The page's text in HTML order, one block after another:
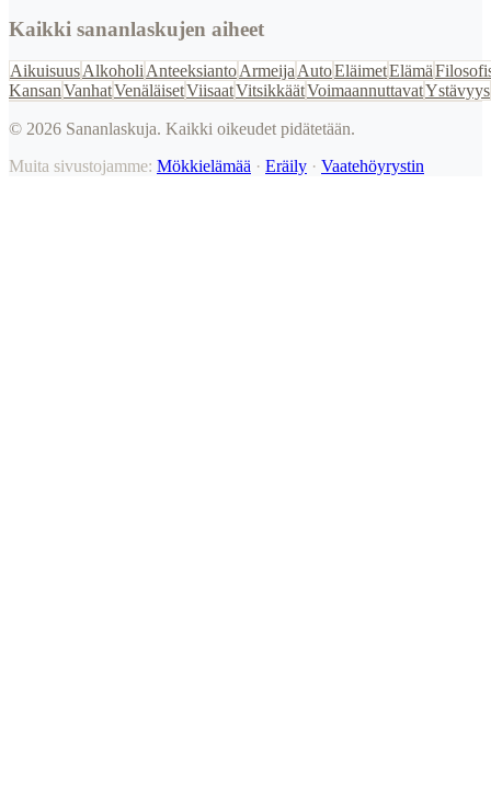
Kaikki sananlaskujen aiheet
AikuisuusAlkoholi AnteeksiantoArmeija AutoEläimetElämä
KansanVanhatVenäläisetViisaatVitsikkäätVoimaannuttavatYstävyys
© 2026 Sananlaskuja. Kaikki oikeudet pidätetään.
Muita sivustojamme: Mökkielämää · Eräily · Vaatehöyrystin